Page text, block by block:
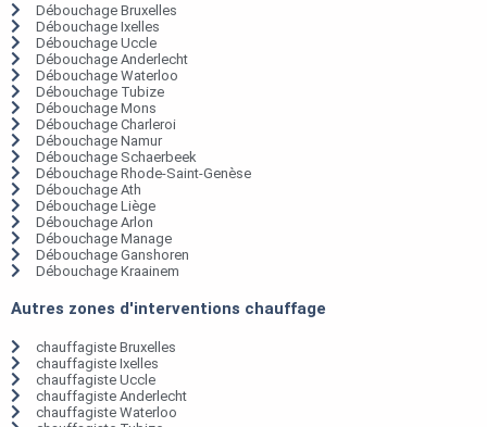
Débouchage Bruxelles
Débouchage Ixelles
Débouchage Uccle
Débouchage Anderlecht
Débouchage Waterloo
Débouchage Tubize
Débouchage Mons
Débouchage Charleroi
Débouchage Namur
Débouchage Schaerbeek
Débouchage Rhode-Saint-Genèse
Débouchage Ath
Débouchage Liège
Débouchage Arlon
Débouchage Manage
Débouchage Ganshoren
Débouchage Kraainem
Autres zones d'interventions chauffage
chauffagiste Bruxelles
chauffagiste Ixelles
chauffagiste Uccle
chauffagiste Anderlecht
chauffagiste Waterloo